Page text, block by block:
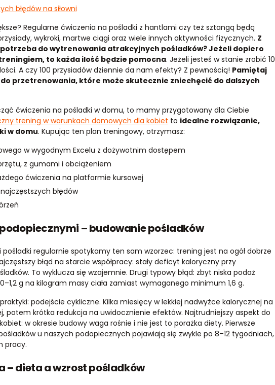
błędów na siłowni
Regularne ćwiczenia na pośladki z hantlami czy też sztangą będą
wykroki, martwe ciągi oraz wiele innych aktywności fizycznych. Z
do wytrenowania atrakcyjnych pośladków? Jeżeli dopiero
to każda ilość będzie pomocna. Jeżeli jesteś w stanie zrobić 10
A czy 100 przysiadów dziennie da nam efekty? Z pewnością! Pamiętaj
przetrenowania, które może skutecznie zniechęcić do dalszych
ćwiczenia na pośladki w domu, to mamy przygotowany dla Ciebie
trening w warunkach domowych dla kobiet to idealne rozwiązanie,
w domu. Kupując ten plan treningowy, otrzymasz:
w wygodnym Excelu z dożywotnim dostępem
z gumami i obciążeniem
ćwiczenia na platformie kursowej
błędów
– budowanie pośladków
regularnie spotykamy ten sam wzorzec: trening jest na ogół dobrze
błąd na starcie współpracy: stały deficyt kaloryczny przy
To wyklucza się wzajemnie. Drugi typowy błąd: zbyt niska podaż
g na kilogram masy ciała zamiast wymaganego minimum 1,6 g.
podejście cykliczne. Kilka miesięcy w lekkiej nadwyżce kalorycznej na
potem krótka redukcja na uwidocznienie efektów. Najtrudniejszy aspekt do
w okresie budowy waga rośnie i nie jest to porażka diety. Pierwsze
u naszych podopiecznych pojawiają się zwykle po 8–12 tygodniach,
pracy.
– dieta a wzrost pośladków